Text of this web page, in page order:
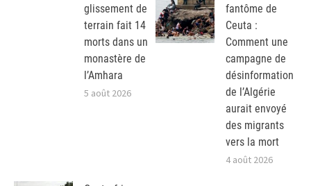
glissement de
terrain fait 14
morts dans un
monastère de
l’Amhara
5 août 2026
fantôme de
Ceuta :
Comment une
campagne de
désinformation
de l’Algérie
aurait envoyé
des migrants
vers la mort
4 août 2026